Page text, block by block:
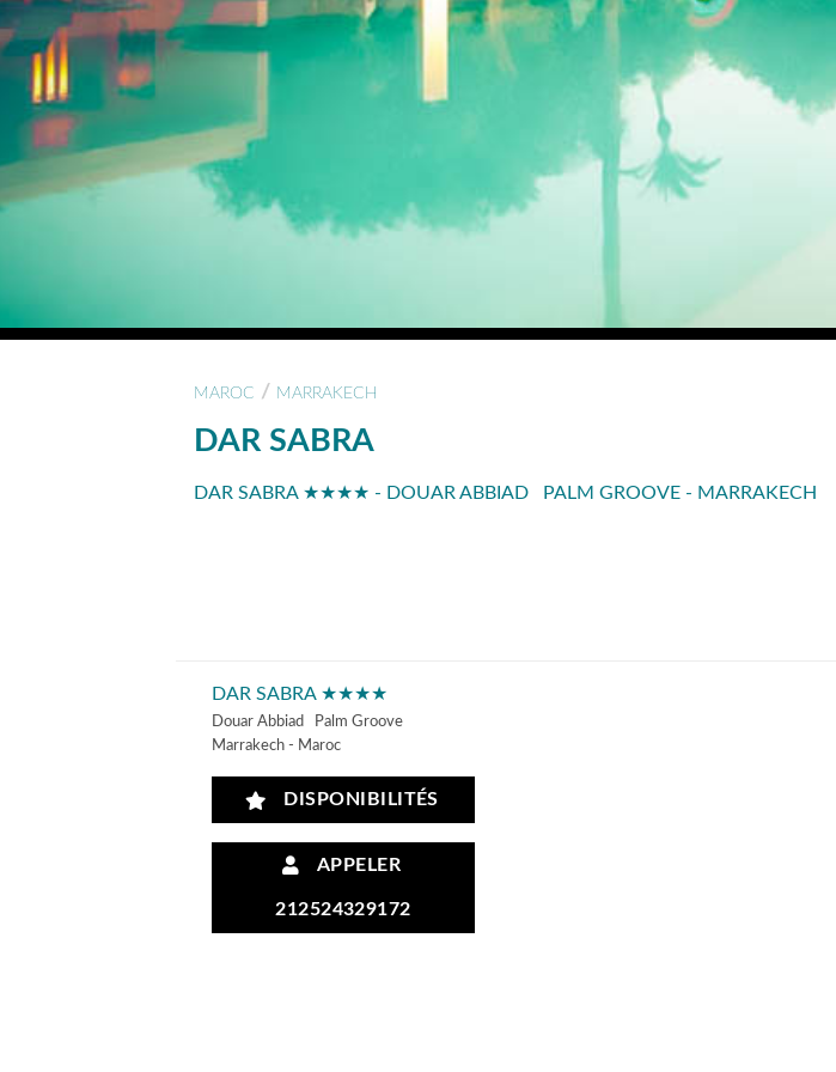
MAROC / MARRAKECH
DAR SABRA
DAR SABRA ★★★★ - DOUAR ABBIAD PALM GROOVE - MARRAKECH
DAR SABRA ★★★★
Douar Abbiad Palm Groove
Marrakech - Maroc
DISPONIBILITÉS
APPELER
212524329172